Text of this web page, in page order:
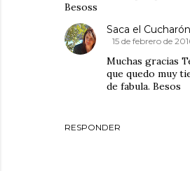
Besoss
RESPONDER
Saca el Cucharón
15 de febrero de
Muchas gracias
que quedo muy
de fabula. Besos